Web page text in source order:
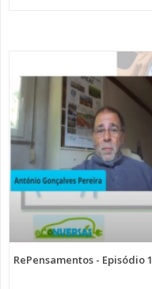
RePensamentos - Episódio 1